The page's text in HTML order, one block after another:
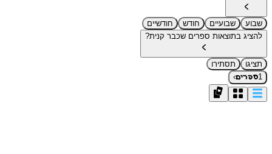
שבוע שבועיים חודש
חודשיים
להציג בתוצאות ספרים שכבר קנית?
תציגו
תסתירו
1ספרים›